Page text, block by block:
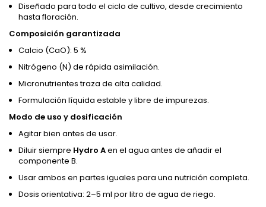
Diseñado para todo el ciclo de cultivo, desde crecimiento
hasta floración.
Composición garantizada
Calcio (CaO): 5 %
Nitrógeno (N) de rápida asimilación.
Micronutrientes traza de alta calidad.
Formulación líquida estable y libre de impurezas.
Modo de uso y dosificación
Agitar bien antes de usar.
Diluir siempre Hydro Aen el agua antes de añadir el
componente B.
Usar ambos en partes iguales para una nutrición completa.
Dosis orientativa: 2–5 ml por litro de agua de riego.